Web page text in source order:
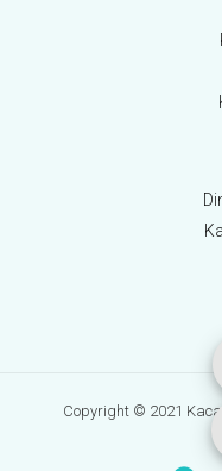
Copyright © 2021